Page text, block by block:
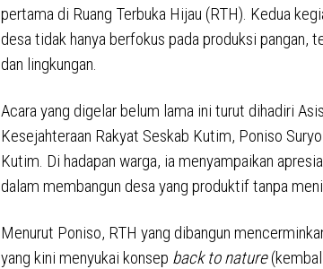
pertama di Ruang Terbuka Hijau (RTH). Kedua
desa tidak hanya berfokus pada produksi pangan,
dan lingkungan.
Acara yang digelar belum lama ini turut dihadiri
Kesejahteraan Rakyat Seskab Kutim, Poniso
Kutim. Di hadapan warga, ia menyampaikan
dalam membangun desa yang produktif tanpa
Menurut Poniso, RTH yang dibangun
yang kini menyukai konsep back to nature